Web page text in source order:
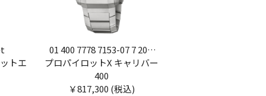
トエ
01 400 7778 7153-07 7 20
01TLC
プロパイロットX キャリバー
400
￥817,300 (税込)